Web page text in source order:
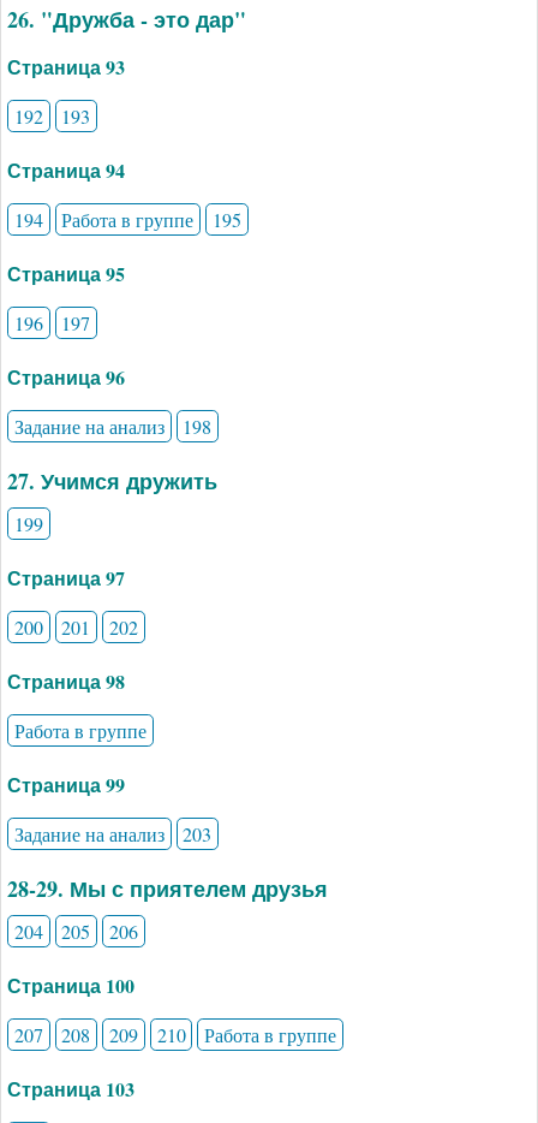
26. "Дружба - это дар"
Страница 93
192 193
Страница 94
194 Работа в группе 195
Страница 95
196 197
Страница 96
Задание на анализ 198
27. Учимся дружить
199
Страница 97
200 201 202
Страница 98
Работа в группе
Страница 99
Задание на анализ 203
28-29. Мы с приятелем друзья
204 205 206
Страница 100
207 208 209 210 Работа в группе
Страница 103